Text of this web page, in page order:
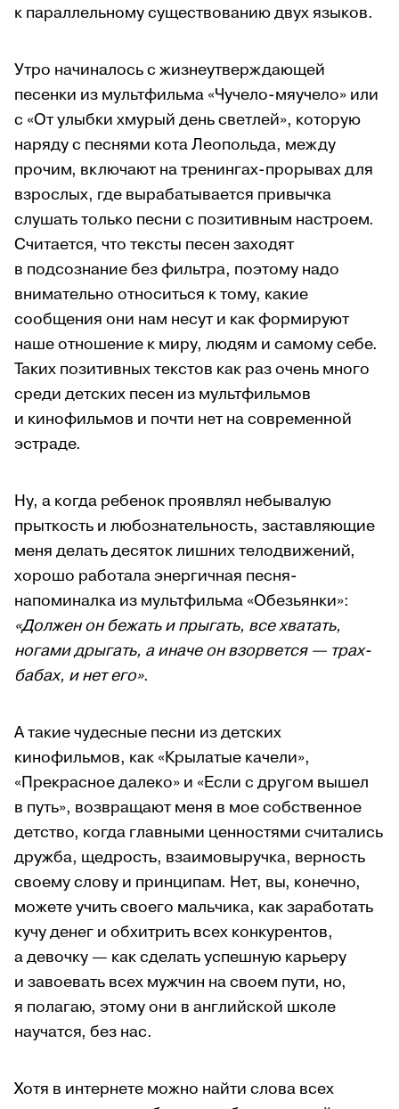
к параллельному существованию двух языков.
Утро начиналось с жизнеутверждающей
песенки из мультфильма «Чучело-мяучело» или
с «От улыбки хмурый день светлей», которую
наряду с песнями кота Леопольда, между
прочим, включают на тренингах-прорывах для
взрослых, где вырабатывается привычка
слушать только песни с позитивным настроем.
Считается, что тексты песен заходят
в подсознание без фильтра, поэтому надо
внимательно относиться к тому, какие
сообщения они нам несут и как формируют
наше отношение к миру, людям и самому себе.
Таких позитивных текстов как раз очень много
среди детских песен из мультфильмов
и кинофильмов и почти нет на современной
эстраде.
Ну, а когда ребенок проявлял небывалую
прыткость и любознательность, заставляющие
меня делать десяток лишних телодвижений,
хорошо работала энергичная песня-
напоминалка из мультфильма «Обезьянки»:
«Должен он бежать и прыгать, все хватать,
ногами дрыгать, а иначе он взорвется — трах-
бабах, и нет его».
А такие чудесные песни из детских
кинофильмов, как «Крылатые качели»,
«Прекрасное далеко» и «Если с другом вышел
в путь», возвращают меня в мое собственное
детство, когда главными ценностями считались
дружба, щедрость, взаимовыручка, верность
своему слову и принципам. Нет, вы, конечно,
можете учить своего мальчика, как заработать
кучу денег и обхитрить всех конкурентов,
а девочку — как сделать успешную карьеру
и завоевать всех мужчин на своем пути, но,
я полагаю, этому они в английской школе
научатся, без нас.
Хотя в интернете можно найти слова всех